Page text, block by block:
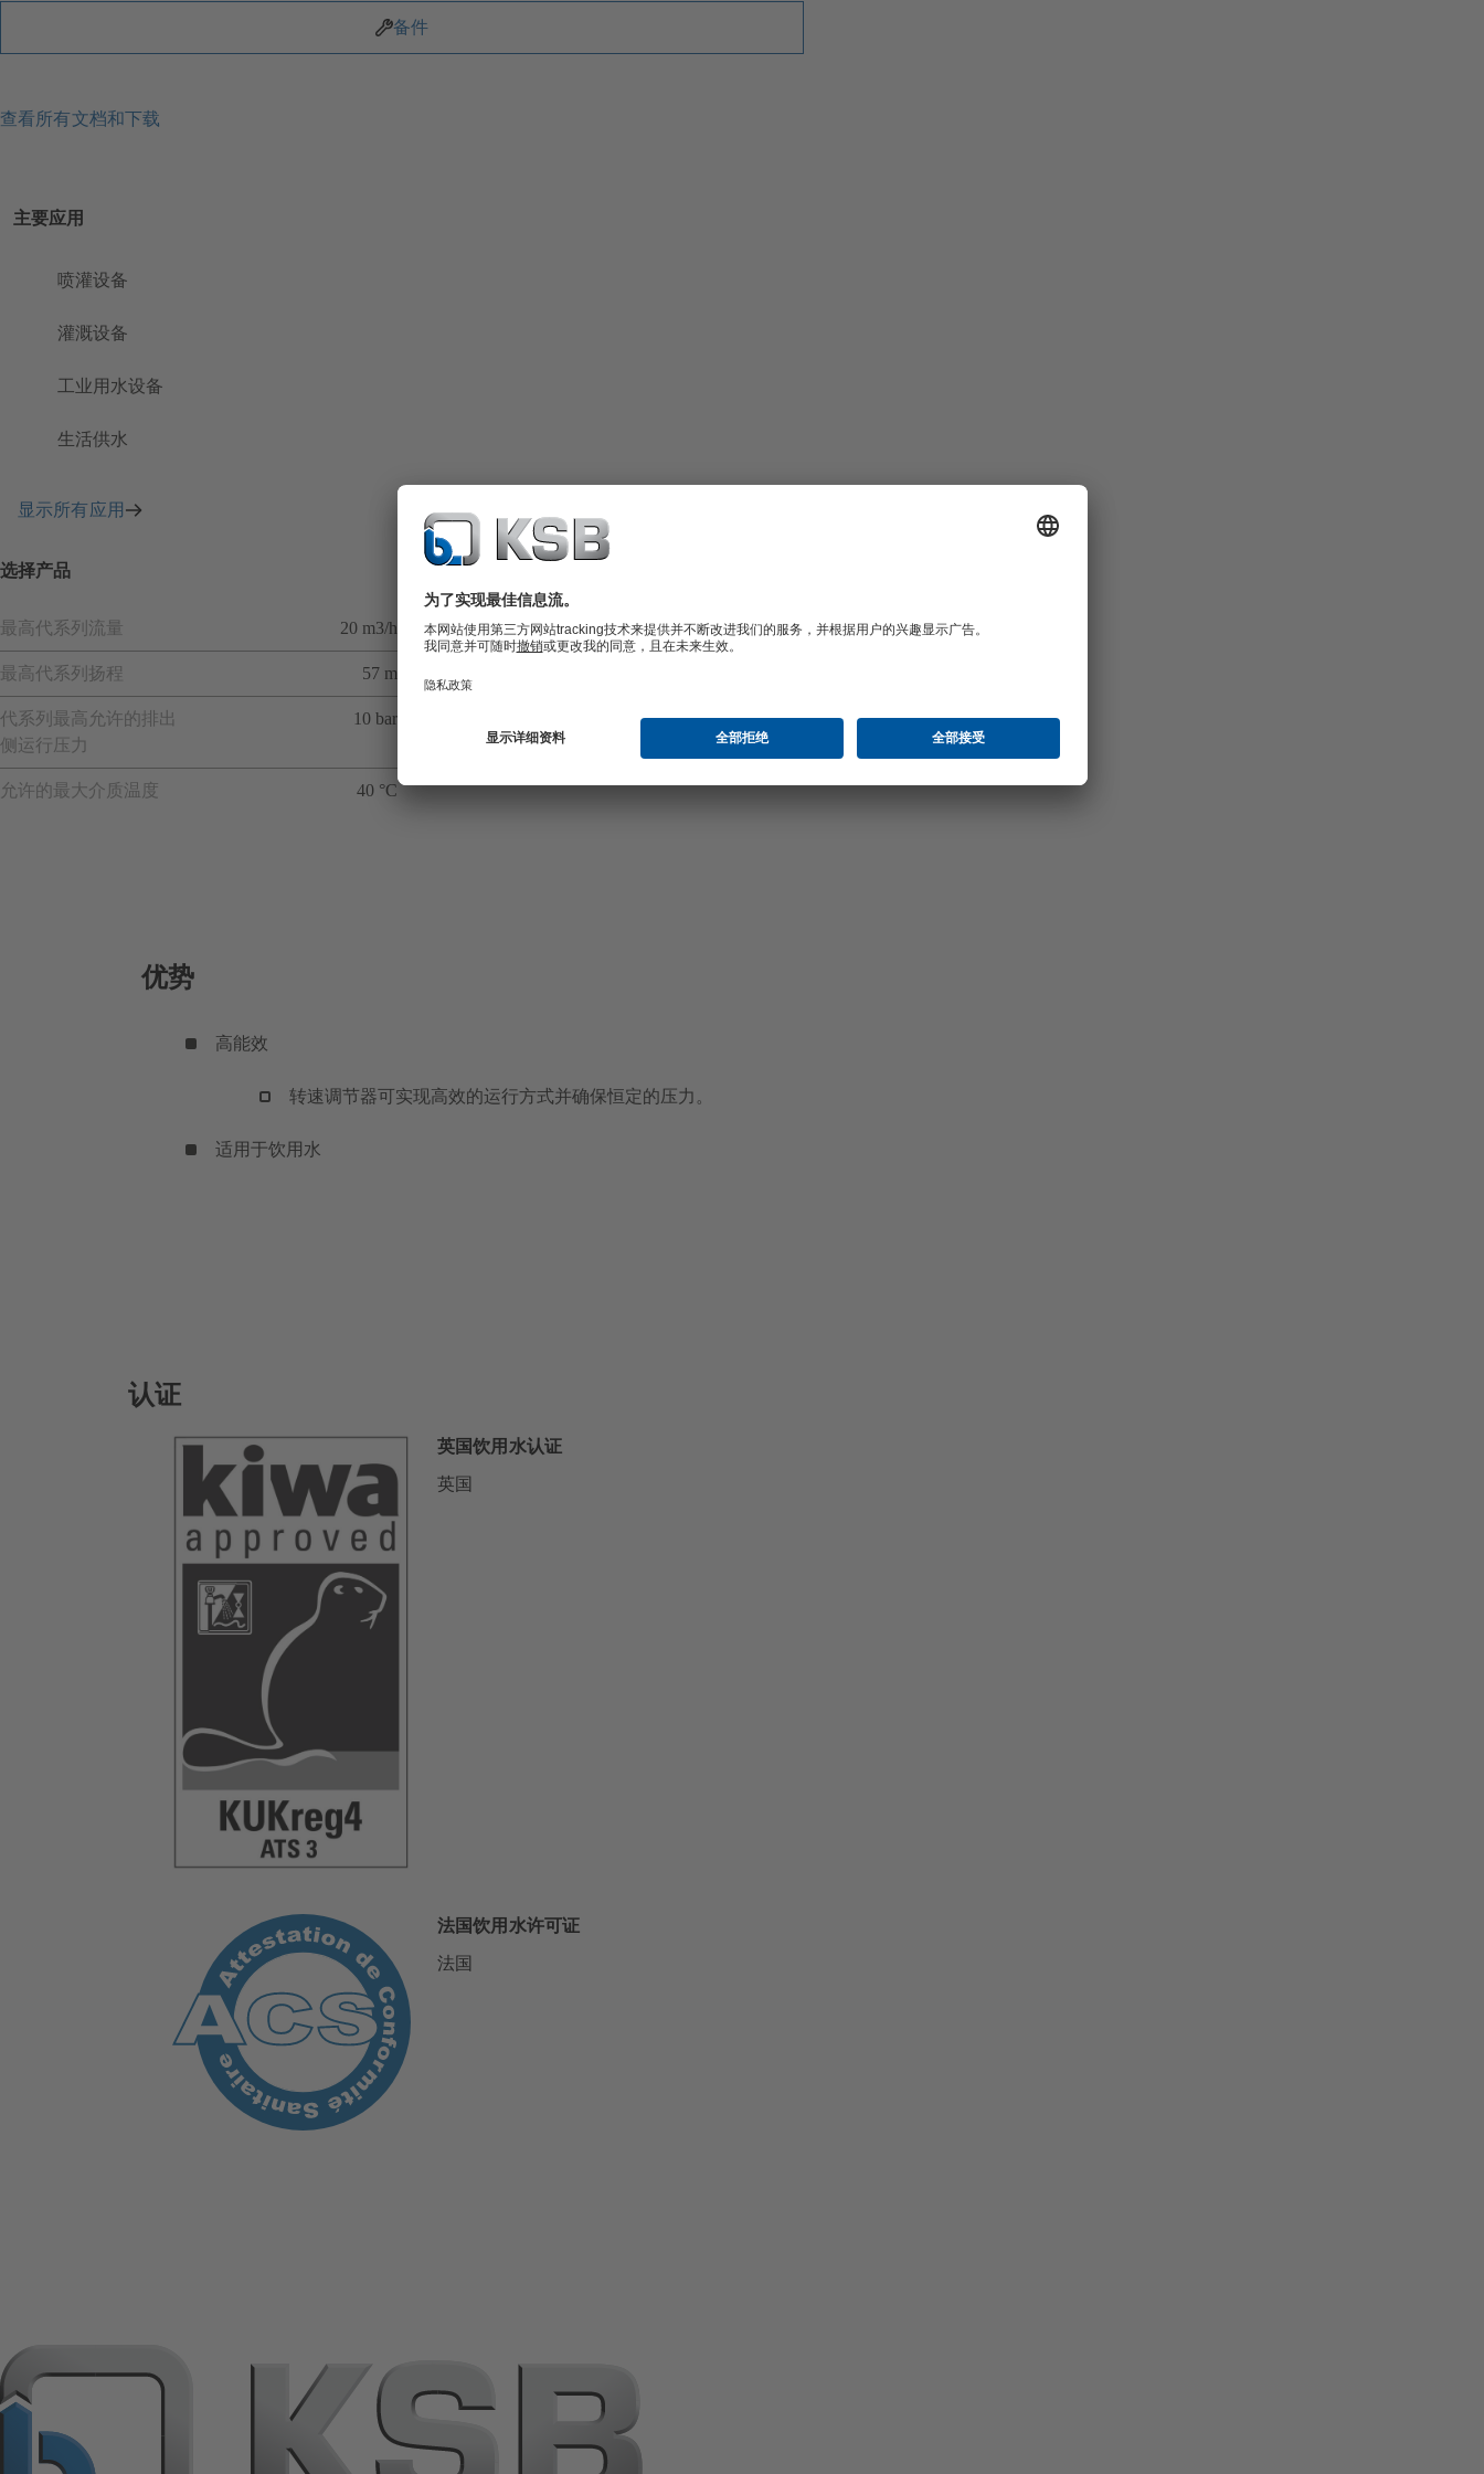
备件
查看所有文档和下载
主要应用
喷灌设备
灌溉设备
工业用水设备
生活供水
显示所有应用
选择产品
最高代系列流量 20 m3/h
最高代系列扬程 57 m
代系列最高允许的排出
侧运行压力
10 bar
允许的最大介质温度 40 °C
优势
高能效
转速调节器可实现高效的运行方式并确保恒定的压力。
适用于饮用水
认证
英国饮用水认证
英国
法国饮用水许可证
法国